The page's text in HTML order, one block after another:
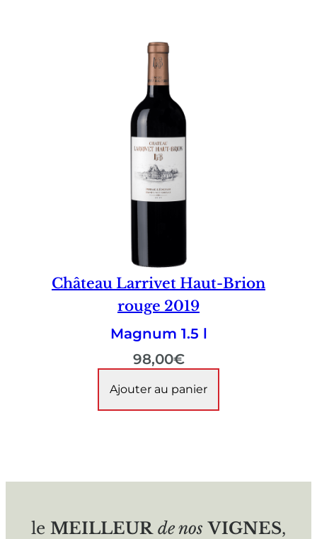
Château Larrivet Haut-Brion
rouge 2019
Magnum 1.5 l
98,00€
Ajouter au panier
le MEILLEUR de nos VIGNES,